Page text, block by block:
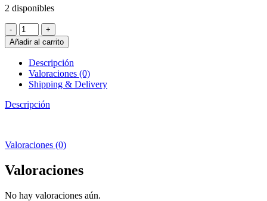
2 disponibles
VESTIDO
SEDA
FLORAL
LARGO
cantidad
Añadir al carrito
Descripción
Valoraciones (0)
Shipping & Delivery
Descripción
Valoraciones (0)
Valoraciones
No hay valoraciones aún.